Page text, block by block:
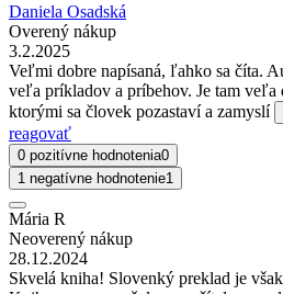
Daniela Osadská
Overený nákup
3.2.2025
Veľmi dobre napísaná, ľahko sa číta.
veľa príkladov a príbehov. Je tam veľa
ktorými sa človek pozastaví a zamyslí
reagovať
0 pozitívne hodnotenia0
1 negatívne hodnotenie1
Mária R
Neoverený nákup
28.12.2024
Skvelá kniha! Slovenký preklad je